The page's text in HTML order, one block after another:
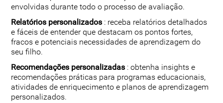
envolvidas durante todo o processo de avaliação.
Relatórios personalizados : receba relatórios detalhados
e fáceis de entender que destacam os pontos fortes,
fracos e potenciais necessidades de aprendizagem do
seu filho.
Recomendações personalizadas : obtenha insights e
recomendações práticas para programas educacionais,
atividades de enriquecimento e planos de aprendizagem
personalizados.